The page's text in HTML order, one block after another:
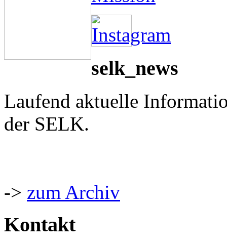
selk_news
Laufend aktuelle
der SELK.
-> zum Archiv
Kontakt